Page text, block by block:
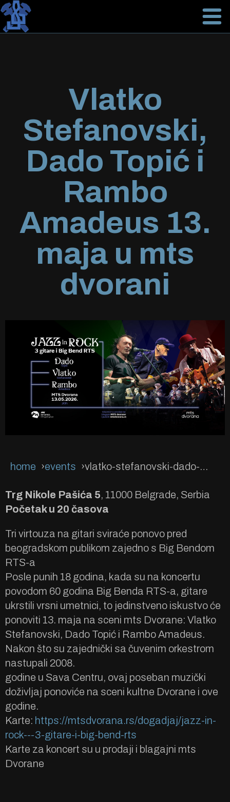
Vlatko
Stefanovski,
Dado Topić i
Rambo
Amadeus 13.
maja u mts
dvorani
home events vlatko-stefanovski-dado-topic-i-rambo-amadeus-13-maja
Trg Nikole Pašića 5, 11000 Belgrade, Serbia
Početak u 20 časova
Tri virtouza na gitari sviraće ponovo pred
beogradskom publikom zajedno s Big Bendom
RTS-a
Posle punih 18 godina, kada su na koncertu
povodom 60 godina Big Benda RTS-a, gitare
ukrstili vrsni umetnici, to jedinstveno iskustvo će
ponoviti 13. maja na sceni mts Dvorane: Vlatko
Stefanovski, Dado Topić i Rambo Amadeus.
Nakon što su zajednički sa čuvenim orkestrom
nastupali 2008.
godine u Sava Centru, ovaj poseban muzički
doživljaj ponoviće na sceni kultne Dvorane i ove
godine.
Karte: https://mtsdvorana.rs/dogadjaj/jazz-in-
rock---3-gitare-i-big-bend-rts
Karte za koncert su u prodaji i blagajni mts
Dvorane